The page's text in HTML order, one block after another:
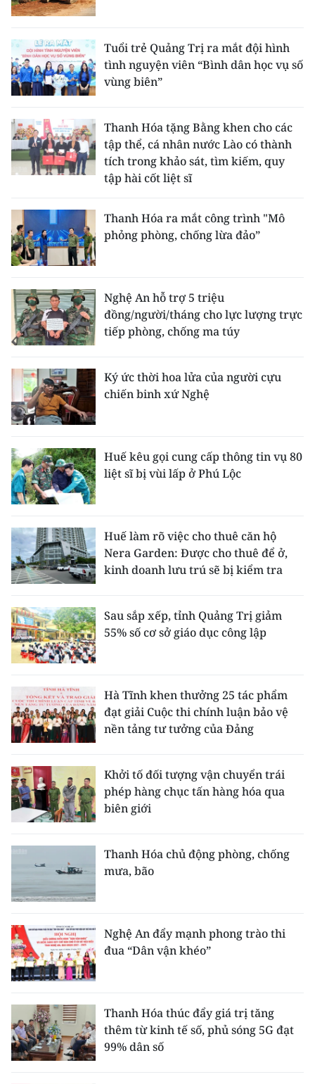
Tuổi trẻ Quảng Trị ra mắt đội hình
tình nguyện viên “Bình dân học vụ số
vùng biên”
Thanh Hóa tặng Bằng khen cho các
tập thể, cá nhân nước Lào có thành
tích trong khảo sát, tìm kiếm, quy
tập hài cốt liệt sĩ
Thanh Hóa ra mắt công trình "Mô
phỏng phòng, chống lừa đảo”
Nghệ An hỗ trợ 5 triệu
đồng/người/tháng cho lực lượng trực
tiếp phòng, chống ma túy
Ký ức thời hoa lửa của người cựu
chiến binh xứ Nghệ
Huế kêu gọi cung cấp thông tin vụ 80
liệt sĩ bị vùi lấp ở Phú Lộc
Huế làm rõ việc cho thuê căn hộ
Nera Garden: Được cho thuê để ở,
kinh doanh lưu trú sẽ bị kiểm tra
Sau sắp xếp, tỉnh Quảng Trị giảm
55% số cơ sở giáo dục công lập
Hà Tĩnh khen thưởng 25 tác phẩm
đạt giải Cuộc thi chính luận bảo vệ
nền tảng tư tưởng của Đảng
Khởi tố đối tượng vận chuyển trái
phép hàng chục tấn hàng hóa qua
biên giới
Thanh Hóa chủ động phòng, chống
mưa, bão
Nghệ An đẩy mạnh phong trào thi
đua “Dân vận khéo”
Thanh Hóa thúc đẩy giá trị tăng
thêm từ kinh tế số, phủ sóng 5G đạt
99% dân số